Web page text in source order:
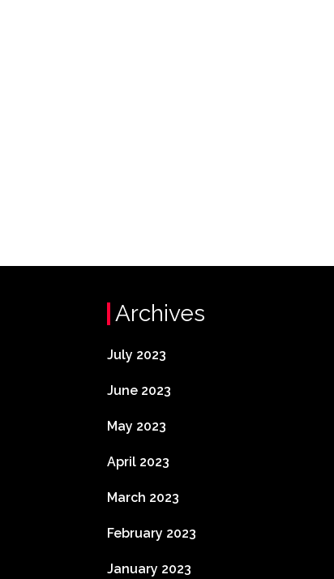
Archives
July 2023
June 2023
May 2023
April 2023
March 2023
February 2023
January 2023